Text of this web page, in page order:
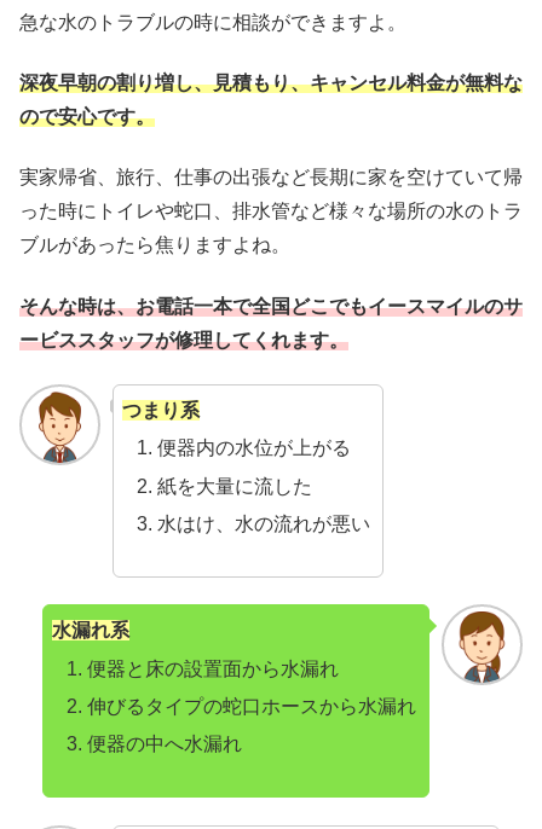
急な水のトラブルの時に相談ができますよ。
深夜早朝の割り増し、見積もり、キャンセル料金が無料な
ので安心です。
実家帰省、旅行、仕事の出張など長期に家を空けていて帰
った時にトイレや蛇口、排水管など様々な場所の水のトラ
ブルがあったら焦りますよね。
そんな時は、お電話一本で全国どこでもイースマイルのサ
ービススタッフが修理してくれます。
つまり系
便器内の水位が上がる
紙を大量に流した
水はけ、水の流れが悪い
水漏れ系
便器と床の設置面から水漏れ
伸びるタイプの蛇口ホースから水漏れ
便器の中へ水漏れ